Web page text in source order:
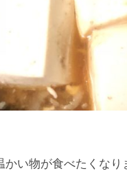
い物が食べたくなり